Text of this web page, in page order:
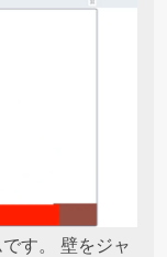
す。 壁をジャ